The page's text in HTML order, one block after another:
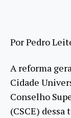
Por Pedro
A reforma
Cidade
Conselho
(CSCE)